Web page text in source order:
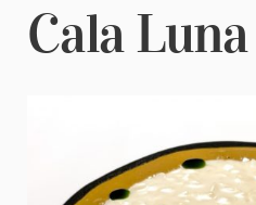
Cala Luna